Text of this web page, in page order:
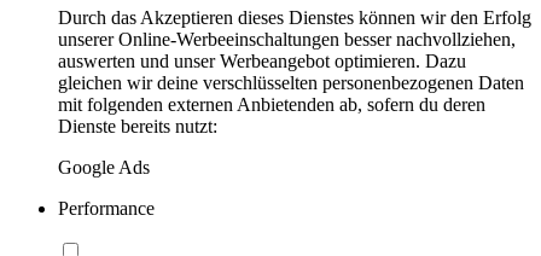
Durch das Akzeptieren dieses Dienstes können wir den Erfolg
unserer Online-Werbeeinschaltungen besser nachvollziehen,
auswerten und unser Werbeangebot optimieren. Dazu
gleichen wir deine verschlüsselten personenbezogenen Daten
mit folgenden externen Anbietenden ab, sofern du deren
Dienste bereits nutzt:
Google Ads
Performance